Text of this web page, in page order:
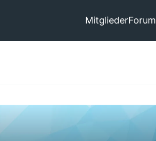
MitgliederForum